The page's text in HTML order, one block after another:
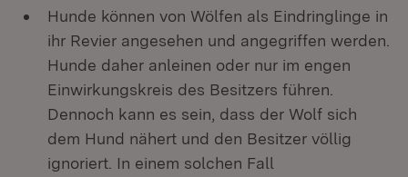
Hunde können von Wölfen als Eindringlinge in
ihr Revier angesehen und angegriffen werden.
Hunde daher anleinen oder nur im engen
Einwirkungskreis des Besitzers führen.
Dennoch kann es sein, dass der Wolf sich
dem Hund nähert und den Besitzer völlig
ignoriert. In einem solchen Fall